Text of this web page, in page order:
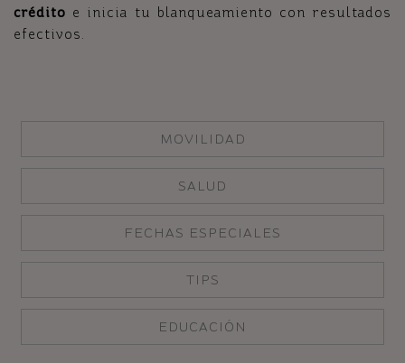
crédito e inicia tu blanqueamiento con resultados
efectivos.
MOVILIDAD
SALUD
FECHAS ESPECIALES
TIPS
EDUCACIÓN